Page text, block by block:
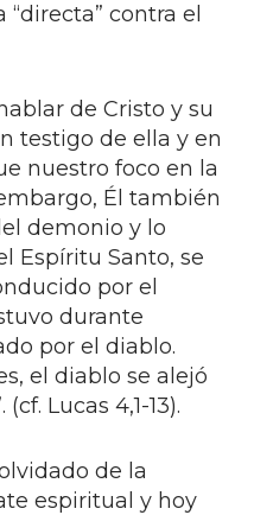
contra el
de Cristo y su
testigo de ella y en
nuestro foco en la
Él también
demonio y lo
Espíritu Santo, se
por el
durante
por el diablo.
el diablo se alejó
Lucas 4,1-13).
de la
espiritual y hoy